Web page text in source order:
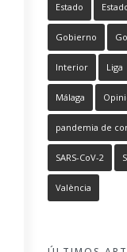
Estado
Gobierno
Interior Liga
Málaga
pandemia de
SARS-CoV-2
València